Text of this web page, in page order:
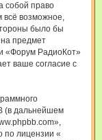
собой право
всё возможное,
было бы
на предмет
«Форум РадиоКот»
ваше согласие с
(в дальнейшем
по лицензии «